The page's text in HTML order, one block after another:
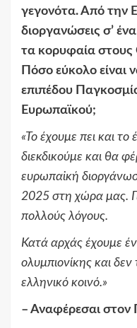
γεγονότα. Από την
διοργανώσεις σ’
τα κορυφαία
Πόσο εύκολο είναι
επιπέδου
Ευρωπαϊκού;
«Το έχουμε πει και το
διεκδικούμε και θα
ευρωπαϊκή
2025 στη χώρα μας.
πολλούς λόγους.
Κατά αρχάς έχουμε
ολυμπιονίκης και δεν
ελληνικό κοινό.»
– Αναφέρεσαι στον